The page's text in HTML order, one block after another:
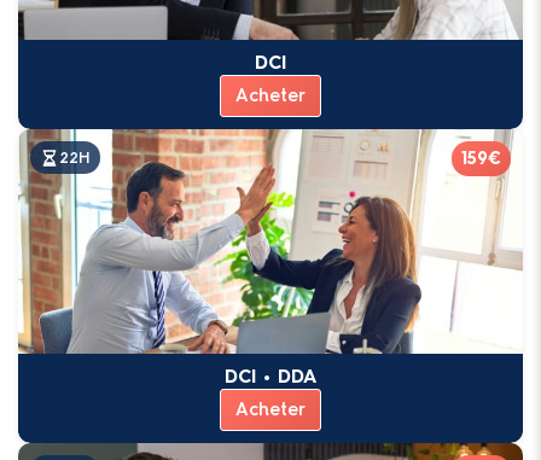
DCI
Acheter
22H 159€
DCI • DDA
Acheter